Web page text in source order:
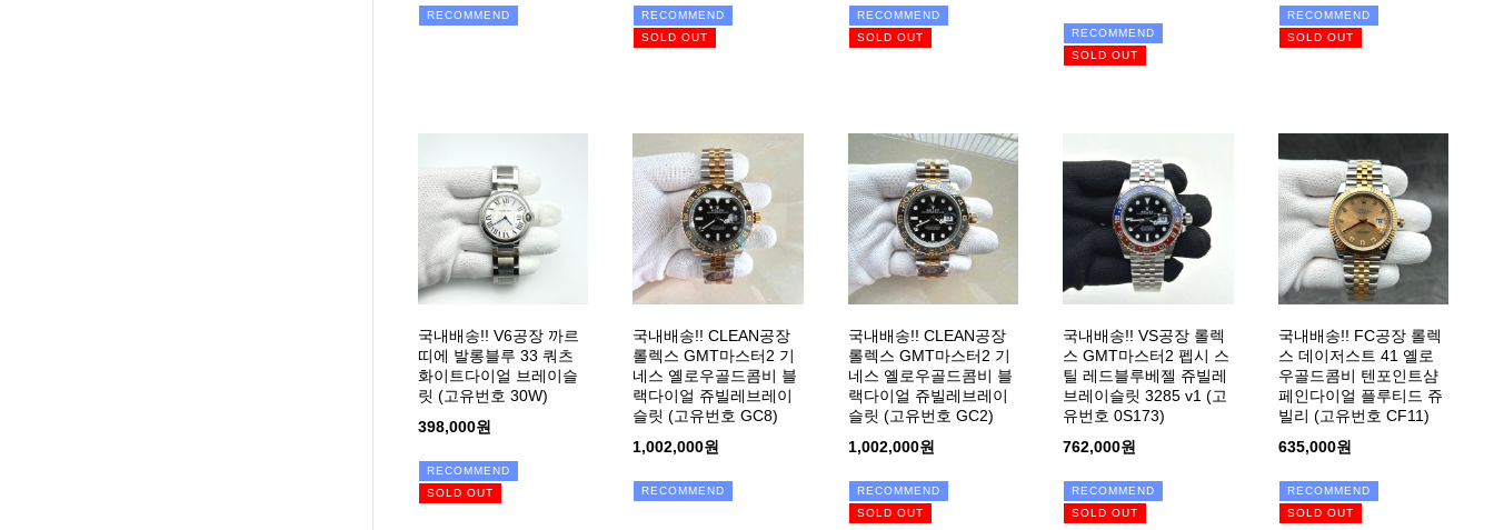
RECOMMEND
RECOMMEND
SOLD OUT
RECOMMEND
SOLD OUT
RECOMMEND
SOLD OUT
RECOMMEND
SOLD OUT
국내배송!! V6공장 까르
띠에 발롱블루 33 쿼츠
화이트다이얼 브레이슬
릿 (고유번호 30W)
398,000원
RECOMMEND
SOLD OUT
국내배송!! CLEAN공장
롤렉스 GMT마스터2 기
네스 옐로우골드콤비 블
랙다이얼 쥬빌레브레이
슬릿 (고유번호 GC8)
1,002,000원
RECOMMEND
국내배송!! CLEAN공장
롤렉스 GMT마스터2 기
네스 옐로우골드콤비 블
랙다이얼 쥬빌레브레이
슬릿 (고유번호 GC2)
1,002,000원
RECOMMEND
SOLD OUT
국내배송!! VS공장 롤렉
스 GMT마스터2 펩시 스
틸 레드블루베젤 쥬빌레
브레이슬릿 3285 v1 (고
유번호 0S173)
762,000원
RECOMMEND
SOLD OUT
국내배송!! FC공장 롤렉
스 데이저스트 41 옐로
우골드콤비 텐포인트샴
페인다이얼 플루티드 쥬
빌리 (고유번호 CF11)
635,000원
RECOMMEND
SOLD OUT